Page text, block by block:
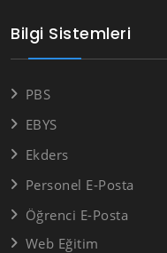
Bilgi Sistemleri
PBS
EBYS
Ekders
Personel E-Posta
Öğrenci E-Posta
Web Eğitim